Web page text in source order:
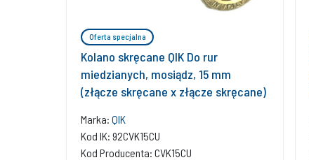
Oferta specjalna
Kolano skręcane QIK Do rur
miedzianych, mosiądz, 15 mm
(złącze skręcane x złącze skręcane)
Marka: QIK
Kod IK: 92CVK15CU
Kod Producenta: CVK15CU